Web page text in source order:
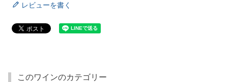
レビューを書く
このワインのカテゴリー